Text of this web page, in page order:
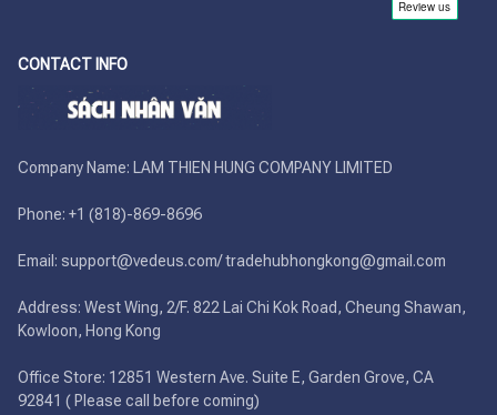
CONTACT INFO
Company Name: LAM THIEN HUNG COMPANY LIMITED
Phone: +1 (818)-869-8696
Email: support@vedeus.com/ tradehubhongkong@gmail.com
Address: West Wing, 2/F. 822 Lai Chi Kok Road, Cheung Shawan,
Kowloon, Hong Kong
Office Store: 12851 Western Ave. Suite E, Garden Grove, CA
92841 ( Please call before coming)